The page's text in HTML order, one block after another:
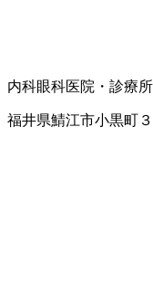
内科眼科医院・診療所
福井県鯖江市小黒町